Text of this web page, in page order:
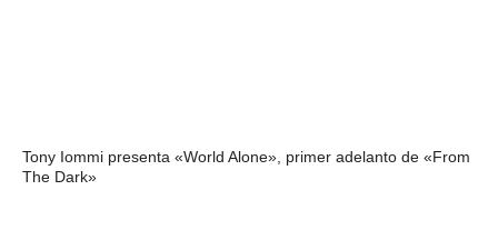
Tony Iommi presenta «World Alone», primer adelanto de «From
The Dark»